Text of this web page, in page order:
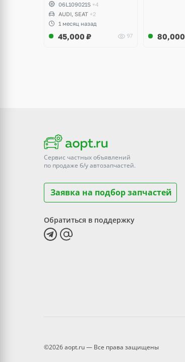
06L109021S +4
AUDI, SEAT +2
1 месяц назад
45,000 ₽ 97 80,000
Сервис частных объявлений
по продаже б/уавтозапчастей.
Заявка на подбор запчастей
Обратиться в поддержку
©2026 aopt.ru — Все права защищены